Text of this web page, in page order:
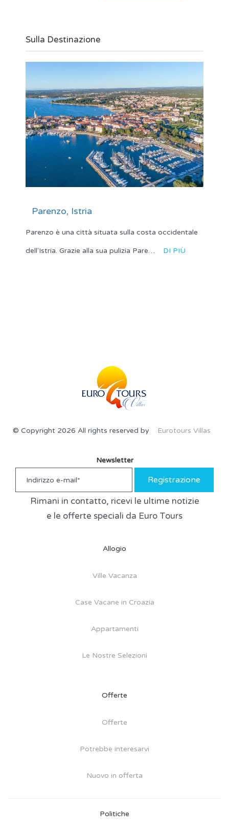
Sulla Destinazione
Parenzo, Istria
Parenzo è una città situata sulla costa occidentale
dell'Istria. Grazie alla sua pulizia Pare… DI PIÙ
© Copyright 2026 All rights reserved by Eurotours Villas
Newsletter
Registrazione
Rimani in contatto, ricevi le ultime notizie
e le offerte speciali da Euro Tours
Allogio
Ville Vacanza
Case Vacane in Croazia
Appartamenti
Le Nostre Selezioni
Offerte
Offerte
Potrebbe interesarvi
Nuovo in offerta
Politiche